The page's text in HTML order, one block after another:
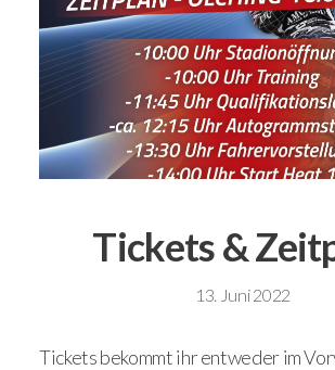
Tickets &
13. Juni 2022
Tickets bekommt ihr entweder im